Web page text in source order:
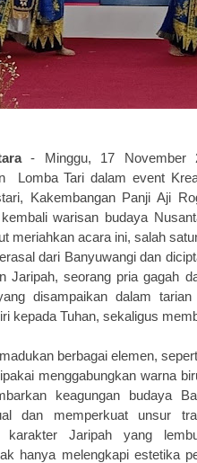
- Minggu, 17 November
Lomba Tari dalam event
Kakembangan Panji Aji
warisan budaya
meriahkan acara ini, salah
dari Banyuwangi dan
Jaripah, seorang pria gagah
disampaikan dalam
kepada Tuhan, sekaligus
berbagai elemen,
menggabungkan warna
keagungan budaya
dan memperkuat unsur
karakter Jaripah yang
hanya melengkapi estetika